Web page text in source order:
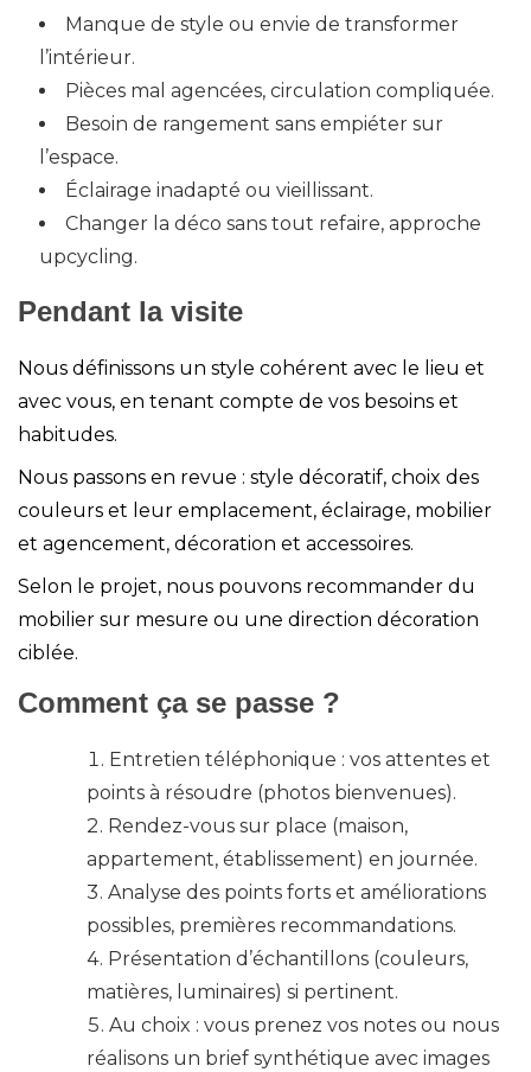
Manque de style ou envie de transformer
l’intérieur.
Pièces mal agencées, circulation compliquée.
Besoin de rangement sans empiéter sur
l’espace.
Éclairage inadapté ou vieillissant.
Changer la déco sans tout refaire, approche
upcycling.
Pendant la visite
Nous définissons un style cohérent avec le lieu et
avec vous, en tenant compte de vos besoins et
habitudes.
Nous passons en revue : style décoratif, choix des
couleurs et leur emplacement, éclairage, mobilier
et agencement, décoration et accessoires.
Selon le projet, nous pouvons recommander du
mobilier sur mesure ou une direction décoration
ciblée.
Comment ça se passe ?
Entretien téléphonique : vos attentes et
points à résoudre (photos bienvenues).
Rendez-vous sur place (maison,
appartement, établissement) en journée.
Analyse des points forts et améliorations
possibles, premières recommandations.
Présentation d’échantillons (couleurs,
matières, luminaires) si pertinent.
Au choix : vous prenez vos notes ou nous
réalisons un brief synthétique avec images